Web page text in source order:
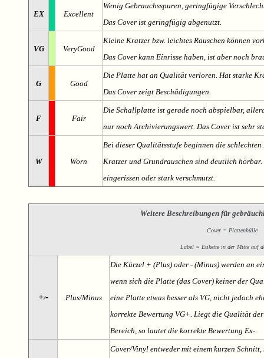
EX Excellent
Wenig Gebrauchsspuren, geringfügige
Das Cover ist geringfügig abgenutzt.
VG VeryGood
Kleine Kratzer bzw. leichtes Rauschen können
Das Cover kann Einrisse haben, ist aber noch
G Good
Die Platte hat an Qualität verloren. Hat starke
Das Cover zeigt Beschädigungen.
F Fair
Die Schallplatte ist gerade noch abspielbar,
nur noch Archivierungswert. Das Cover ist sehr
W Worn
Bei dieser Qualitätsstufe beginnen die
Kratzer und Grundrauschen sind deutlich
eingerissen oder stark verschmutzt.
Weitere Beschreibungen für
Cover = Plattenhülle
Label = Etikette in der Mitte auf
+/- Plus/Minus
Die Kürzel + (Plus) oder - (Minus) werden an
wenn sich die Platte (das Cover) keiner der
eine Platte etwas besser als VG, nicht jedoch
korrekte Bewertung VG+. Liegt die Qualität
Bereich, so lautet die korrekte Bewertung Ex-.
Cover/Vinyl entweder mit einem kurzen